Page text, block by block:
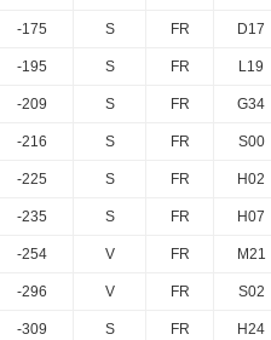
-175 S FR D17
-195 S FR L19
-209 S FR G34
-216 S FR S00
-225 S FR H02
-235 S FR H07
-254 V FR M21
-296 V FR S02
-309 S FR H24